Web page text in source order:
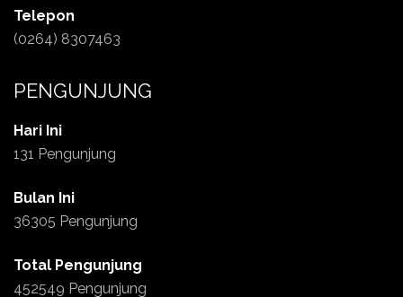
Telepon
(0264) 8307463
PENGUNJUNG
Hari Ini
131 Pengunjung
Bulan Ini
36305 Pengunjung
Total Pengunjung
452549 Pengunjung